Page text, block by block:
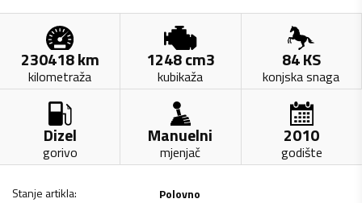
230418km
kilometraža
1248cm3
kubikaža
84KS
konjska snaga
Dizel
gorivo
Manuelni
mjenjač
2010
godište
Stanje artikla:
Polovno